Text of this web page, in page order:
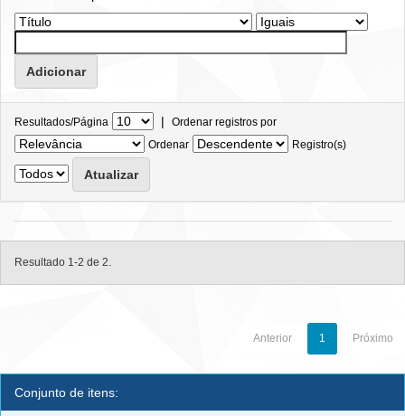
Resultados/Página | Ordenar registros por
Ordenar
Registro(s)
Resultado 1-2 de 2.
Anterior 1 Próximo
Conjunto de itens: